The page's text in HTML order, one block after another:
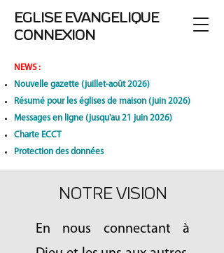
EGLISE EVANGELIQUE
CONNEXION
NEWS:
Nouvelle gazette (juillet-août 2026)
Résumé pour les églises de maison (juin 2026)
Messages en ligne (jusqu'au 21 juin 2026)
Charte ECCT
Protection des données
NOTRE VISION
En nous connectant à